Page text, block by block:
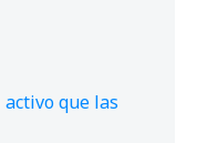
que las